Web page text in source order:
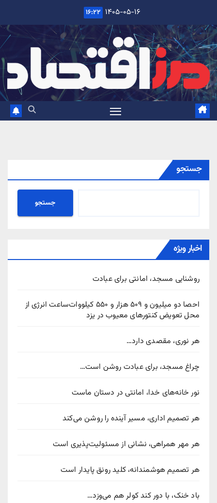
content
۱۴۰۵-۰۵-۱۶ ۱۶:۲۲
جستجو
جستجو
اخبار ویژه
روشنایی مسجد، امانتی برای عبادت
احصا دو میلیون و ۵۰۹ هزار و ۵۵۰ کیلووات‌ساعت انرژی از
محل تعویض کنتورهای معیوب در یزد
هر نوری، مقصدی دارد…
چراغ مسجد، برای عبادت روشن است…
نور خانه‌های خدا، امانتی در دستان ماست
هر تصمیم اداری، مسیر آینده را روشن می‌کند
هر مهر همراهی، نشانی از مسئولیت‌پذیری است
هر تصمیم هوشمندانه، کلید رونق پایدار است
باد خنک، با دور کند کولر هم می‌وزد…